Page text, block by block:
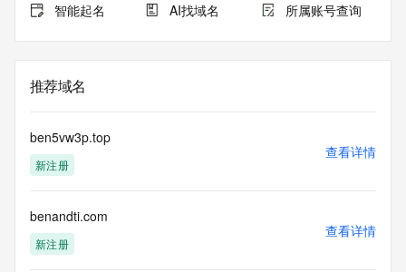
智能起名 AI找域名 所属账号查询
推荐域名
ben5vw3p.top
新注册
查看详情
benandti.com
新注册
查看详情